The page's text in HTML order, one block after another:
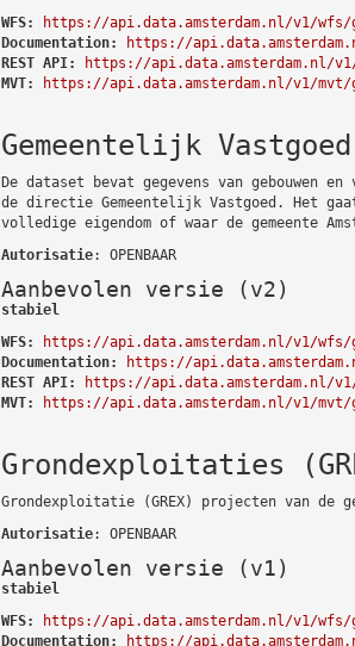
WFS:
https://api.data.amsterdam.nl/v1/wfs/
Documentation:
https://
REST API:
https://api.data.amsterdam.nl/
MVT:
https://api.data.amsterdam.nl/v1/mvt/
Gemeentelijk Vastgoed
De dataset bevat gegevens van gebouwen
de directie Gemeentelijk Vastgoed. Het
volledige eigendom of waar de gemeente
Autorisatie: OPENBAAR
Aanbevolen versie (v2)
stabiel
WFS:
https://api.data.amsterdam.nl/v1/wfs/
Documentation:
https://
REST API:
https://api.data.amsterdam.nl/
MVT:
https://api.data.amsterdam.nl/v1/mvt/
Grondexploitaties
Grondexploitatie (GREX) projecten van de
Autorisatie: OPENBAAR
Aanbevolen versie (v1)
stabiel
WFS:
https://api.data.amsterdam.nl/v1/wfs/
Documentation:
https://